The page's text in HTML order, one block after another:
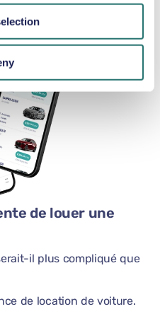
de louer une
il plus compliqué que
de location de voiture.